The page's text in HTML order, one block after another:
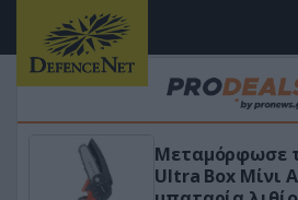
«Μαγική»
για αύξηση της